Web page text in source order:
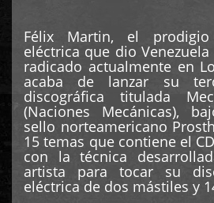
Félix Martin, el
eléctrica que dio
radicado actualmente en
acaba de lanzar su
discográfica titulada
(Naciones Mecánicas),
sello norteamericano
15 temas que contiene el
con la técnica
artista para tocar su
eléctrica de dos mástiles y